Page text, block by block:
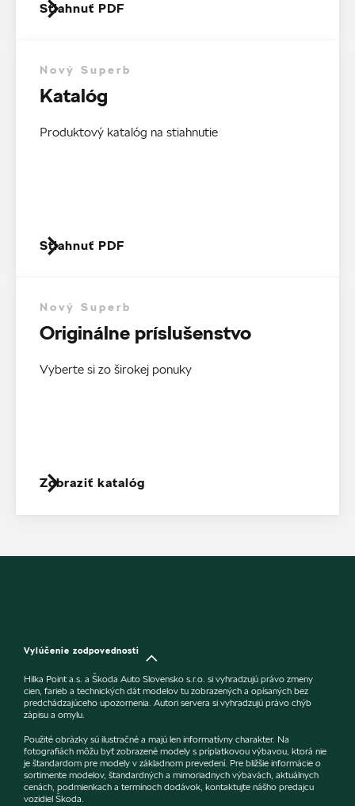
Stiahnuť PDF
Nový Superb
Katalóg
Produktový katalóg na stiahnutie
Stiahnuť PDF
Nový Superb
Originálne príslušenstvo
Vyberte si zo širokej ponuky
Zobraziť katalóg
Vylúčenie zodpovednosti
Hilka Point a.s. a Škoda Auto Slovensko s.r.o. si vyhradzujú právo zmeny
cien, farieb a technických dát modelov tu zobrazených a opísaných bez
predchádzajúceho upozornenia. Autori servera si vyhradzujú právo chýb
zápisu a omylu.
Použité obrázky sú ilustračné a majú len informatívny charakter. Na
fotografiách môžu byť zobrazené modely s príplatkovou výbavou, ktorá nie
je štandardom pre modely v základnom prevedení. Pre bližšie informácie o
sortimente modelov, štandardných a mimoriadnych výbavách, aktuálnych
cenách, podmienkach a termínoch dodávok, kontaktujte nášho predajcu
vozidiel Škoda.